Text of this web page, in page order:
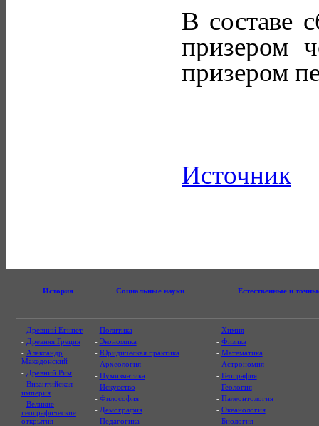
В составе
призером
призером
Источник
История Социальные науки Естественные и
- Древний Египет
- Древняя Греция
- Александр
Македонский
- Древний Рим
- Византийская
империя
- Великие
географические
открытия
- Политика
- Экономика
- Юридическая практика
- Археология
- Нумизматика
- Искусство
- Философия
- Демография
- Педагогика
- Химия
- Физика
- Математика
- Астрономия
- География
- Геология
- Палеонтология
- Океанология
- Биология